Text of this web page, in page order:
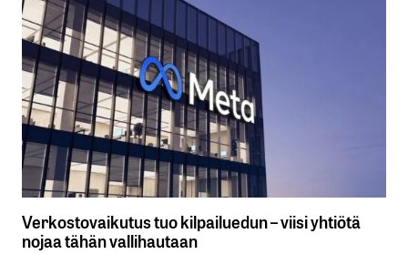
Verkostovaikutus tuo kilpailuedun – viisi yhtiötä
nojaa tähän vallihautaan